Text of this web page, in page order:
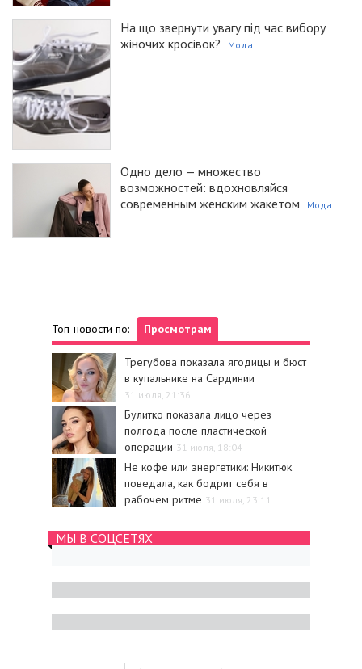
На що звернути увагу під час вибору
жіночих кросівок?
Мода
Одно дело — множество
возможностей: вдохновляйся
современным женским жакетом
Мода
Топ-новости по: Просмотрам
Трегубова показала ягодицы и бюст
в купальнике на Сардинии
31 июля, 21:36
Булитко показала лицо через
полгода после пластической
операции 31 июля, 18:04
Не кофе или энергетики: Никитюк
поведала, как бодрит себя в
рабочем ритме 31 июля, 23:11
МЫ В СОЦСЕТЯХ